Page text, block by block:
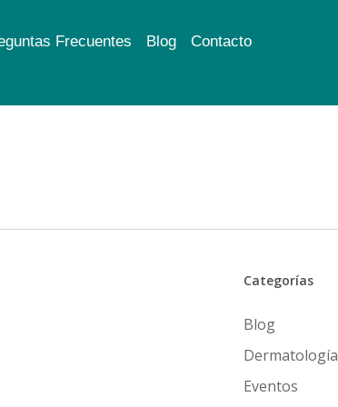
Frecuentes Blog Contacto
Categorías
Blog
Dermatología
Eventos